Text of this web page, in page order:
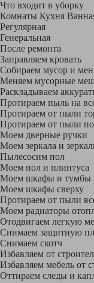
Что входит в уборку
Регу­лярная
Гене­ральная
После ремонта
Заправляем кровать
Собираем мусор и
Меняем мусорные
Раскладываем
Протираем пыль на
Протираем от пыли
Протираем от пыли
Моем дверные ручки
Моем зеркала и
Пылесосим пол
Моем пол и плинтуса
Моем шкафы и тумбы
Моем шкафы сверху
Протираем от пыли
Моем радиаторы
Отодвигаем легкую
Снимаем защитную
Снимаем скотч
Избавляем от
Избавляем мебель от
Оттираем следы и